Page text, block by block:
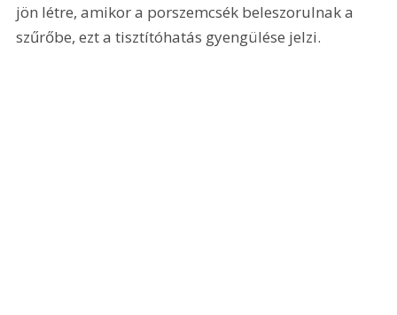
jön létre, amikor a porszemcsék beleszorulnak a
szűrőbe, ezt a tisztítóhatás gyengülése jelzi.